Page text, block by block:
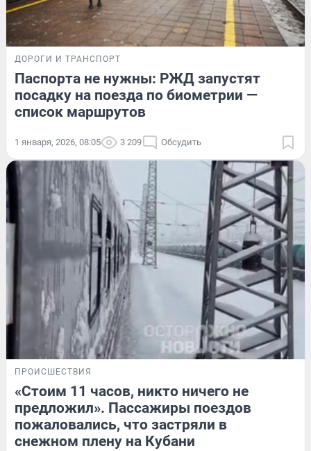
ДОРОГИ И ТРАНСПОРТ
Паспорта не нужны: РЖД запустят
посадку на поезда по биометрии —
список маршрутов
1 января, 2026, 08:05 3 209 Обсудить
ПРОИСШЕСТВИЯ
«Стоим 11 часов, никто ничего не
предложил». Пассажиры поездов
пожаловались, что застряли в
снежном плену на Кубани